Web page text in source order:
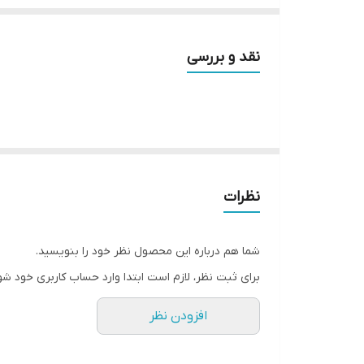
نقد و بررسی
نظرات
شما هم درباره این محصول نظر خود را بنویسید.
برای ثبت نظر، لازم است ابتدا وارد حساب کاربری خود
افزودن نظر